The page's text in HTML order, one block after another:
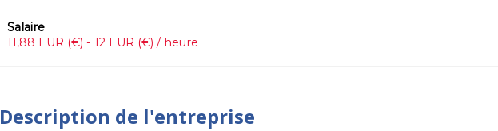
Salaire
11,88 EUR (€) - 12 EUR (€) / heure
Description de l'entreprise